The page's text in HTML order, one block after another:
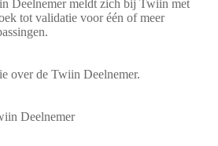
Deelnemer meldt zich bij Twiin met
tot validatie voor één of meer
over de Twiin Deelnemer.
Deelnemer